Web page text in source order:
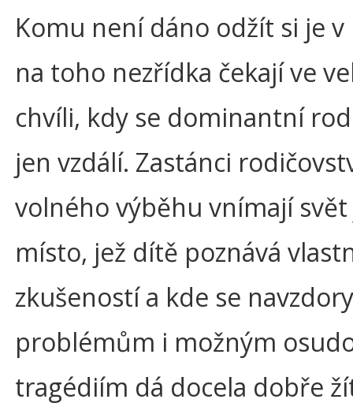
Komu není dáno odžít si je
na toho nezřídka čekají ve
chvíli, kdy se dominantní
jen vzdálí. Zastánci
volného výběhu vnímají
místo, jež dítě poznává
zkušeností a kde se
problémům i možným
tragédiím dá docela dobře